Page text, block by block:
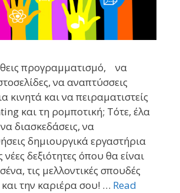
προγραμματισμό, να
να αναπτύσσεις
κινητά και να πειραματιστείς
και τη ρομποτική; Τότε, έλα
διασκεδάσεις, να
δημιουργικά εργαστήρια
νέες δεξιότητες όπου θα είναι
τις μελλοντικές σπουδές
την καριέρα σου! … Read